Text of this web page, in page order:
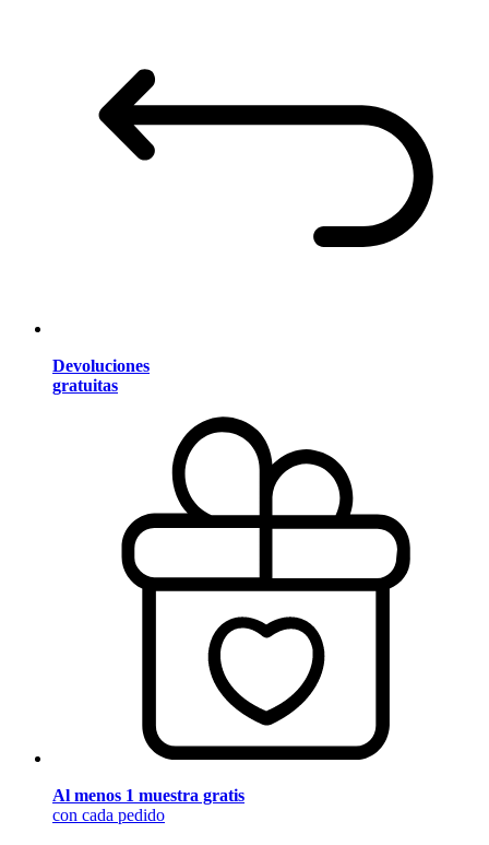
Devoluciones
gratuitas
Al menos 1 muestra gratis
con cada pedido